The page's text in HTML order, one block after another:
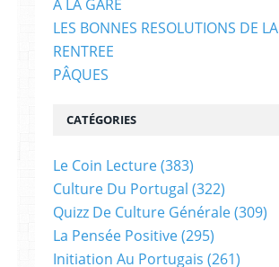
A LA GARE
LES BONNES RESOLUTIONS DE LA
RENTREE
PÂQUES
CATÉGORIES
Le Coin Lecture(383)
Culture Du Portugal (322)
Quizz De Culture Générale(309)
La Pensée Positive(295)
Initiation Au Portugais (261)